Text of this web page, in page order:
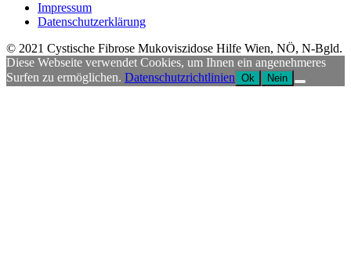
Impressum
Datenschutzerklärung
© 2021 Cystische Fibrose Mukoviszidose Hilfe Wien, NÖ, N-Bgld.
Diese Webseite verwendet Cookies, um Ihnen ein angenehmeres
Surfen zu ermöglichen. Datenschutzrichtlinien Ok Nein